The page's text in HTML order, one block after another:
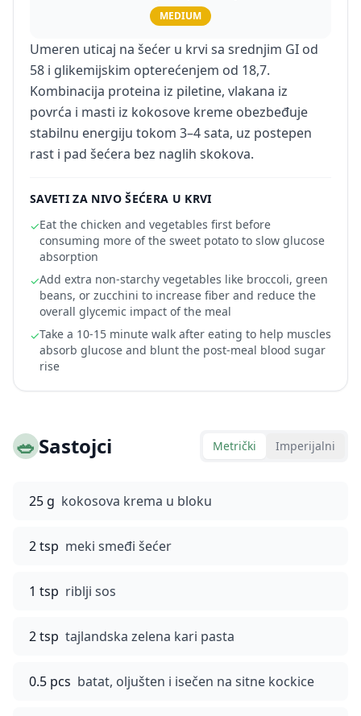
MEDIUM
Umeren uticaj na šećer u krvi sa srednjim GI od
58 i glikemijskim opterećenjem od 18,7.
Kombinacija proteina iz piletine, vlakana iz
povrća i masti iz kokosove kreme obezbeđuje
stabilnu energiju tokom 3–4 sata, uz postepen
rast i pad šećera bez naglih skokova.
SAVETI ZA NIVO ŠEĆERA U KRVI
✓Eat the chicken and vegetables first before
consuming more of the sweet potato to slow glucose
absorption
✓Add extra non-starchy vegetables like broccoli, green
beans, or zucchini to increase fiber and reduce the
overall glycemic impact of the meal
✓Take a 10-15 minute walk after eating to help muscles
absorb glucose and blunt the post-meal blood sugar
rise
🥗Sastojci Metrički Imperijalni
25 g kokosova krema u bloku
2 tsp meki smeđi šećer
1 tsp riblji sos
2 tsp tajlandska zelena kari pasta
0.5 pcs batat, oljušten i isečen na sitne kockice